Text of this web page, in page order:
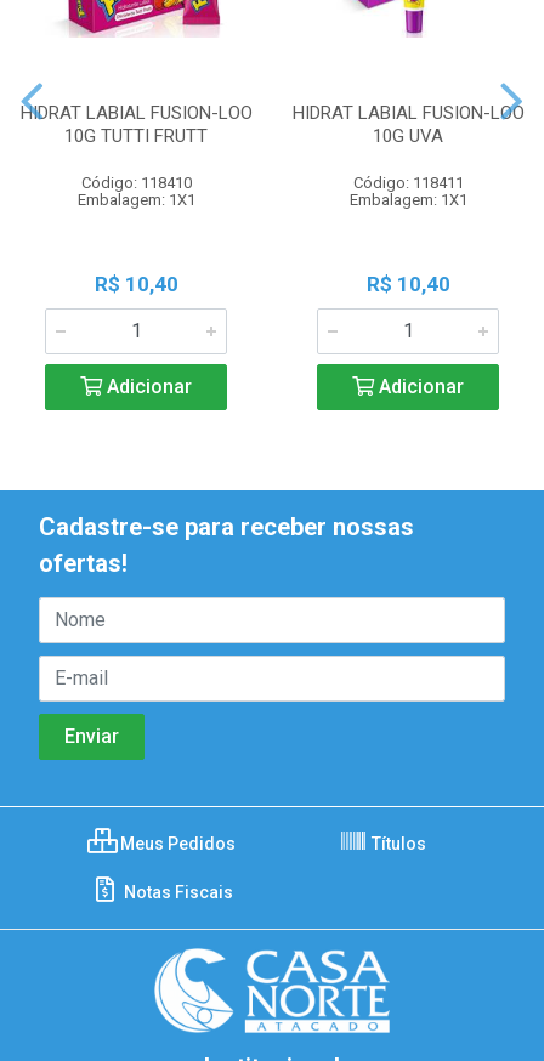
HIDRAT LABIAL FUSION-LOO
10G TUTTI FRUTT
Código: 118410
Embalagem: 1X1
R$ 10,40
Adicionar
HIDRAT LABIAL FUSION-LOO
10G UVA
Código: 118411
Embalagem: 1X1
R$ 10,40
Adicionar
Cadastre-se para receber nossas
ofertas!
Meus Pedidos Títulos
Notas Fiscais